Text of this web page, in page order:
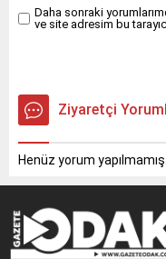
Daha sonraki
ve site adresim bu
Ziyaretçi
Henüz yorum yapılmamış.